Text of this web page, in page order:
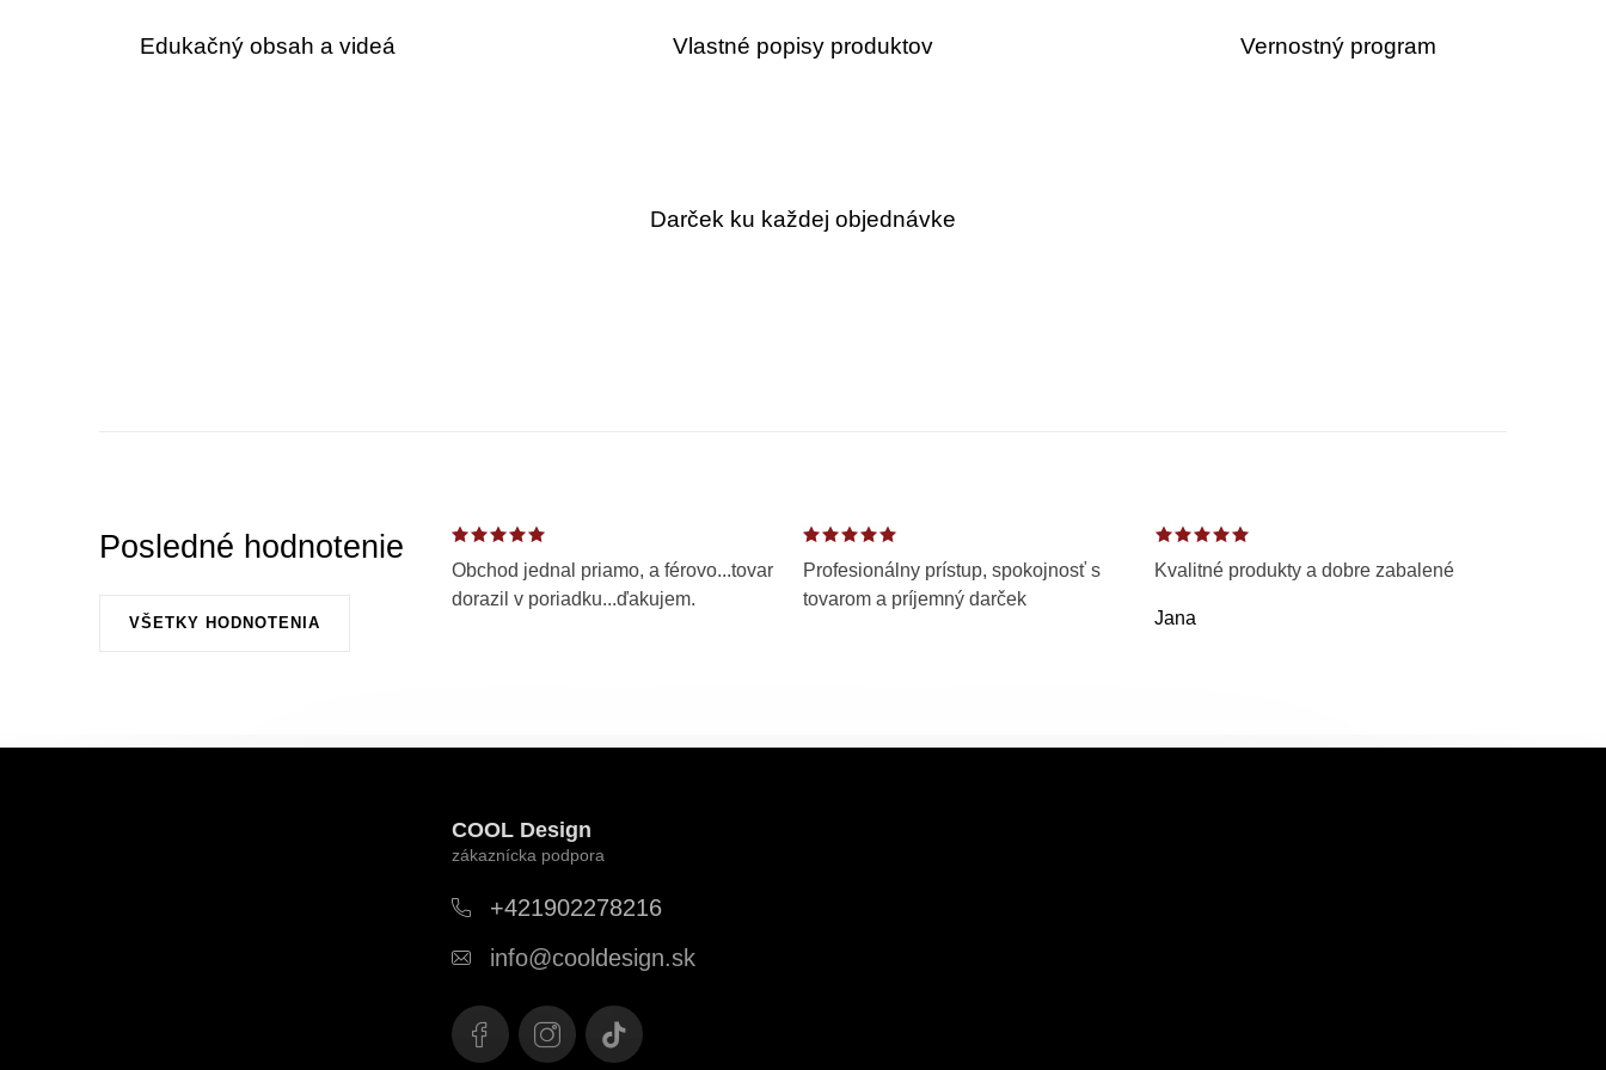
Edukačný obsah a videá Vlastné popisy produktov Vernostný program
Darček ku každej objednávke
Posledné hodnotenie
VŠETKY HODNOTENIA
Obchod jednal priamo, a férovo...tovar
dorazil v poriadku...ďakujem.
Profesionálny prístup, spokojnosť s
tovarom a príjemný darček
Kvalitné produkty a dobre zabalené
Jana
COOL Design
+421902278216
info@cooldesign.sk